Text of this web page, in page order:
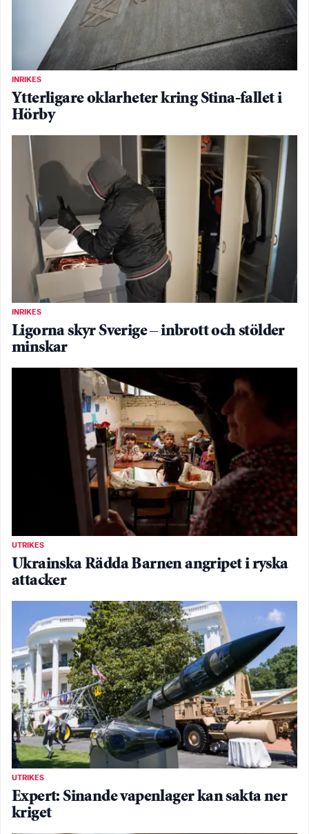
INRIKES
Ytterligare oklarheter kring Stina-fallet i
Hörby
INRIKES
Ligorna skyr Sverige – inbrott och stölder
minskar
UTRIKES
Ukrainska Rädda Barnen angripet i ryska
attacker
UTRIKES
Expert: Sinande vapenlager kan sakta ner
kriget